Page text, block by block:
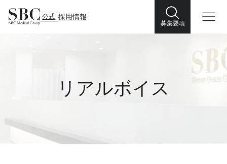
公式 採用情報
募集要項
リアルボイス